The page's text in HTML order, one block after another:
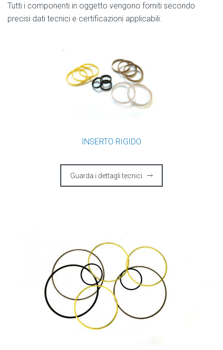
Tutti i componenti in oggetto vengono forniti secondo
precisi dati tecnici e certificazioni applicabili.
INSERTO RIGIDO
Guarda i dettagli tecnici